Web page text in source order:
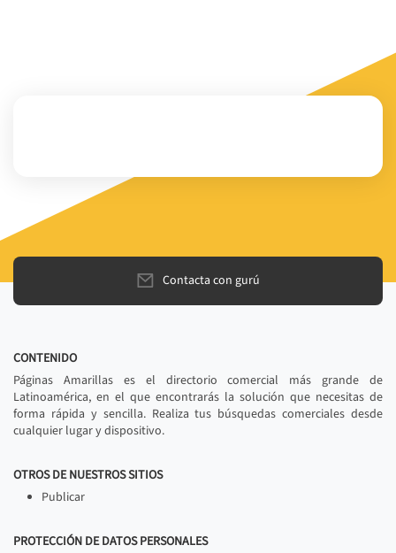
Contacta con gurú
CONTENIDO
Páginas Amarillas es el directorio comercial más grande de
Latinoamérica, en el que encontrarás la solución que necesitas de
forma rápida y sencilla. Realiza tus búsquedas comerciales desde
cualquier lugar y dispositivo.
OTROS DE NUESTROS SITIOS
Publicar
PROTECCIÓN DE DATOS PERSONALES